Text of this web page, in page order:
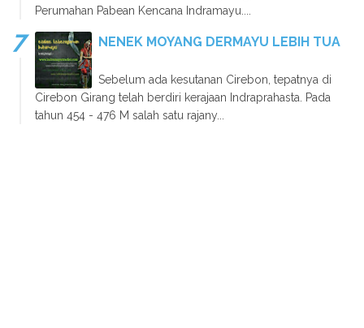
Perumahan Pabean Kencana Indramayu....
NENEK MOYANG DERMAYU LEBIH TUA
Sebelum ada kesutanan Cirebon, tepatnya di
Cirebon Girang telah berdiri kerajaan Indraprahasta. Pada
tahun 454 - 476 M salah satu rajany...